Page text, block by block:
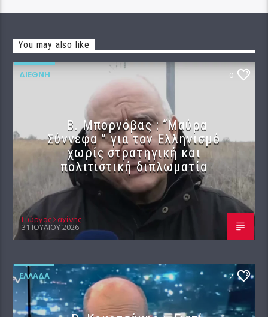
You may also like
ΔΙΕΘΝΉ 0
B. Μπορνόβας : “Μαύρα
Σύννεφα ” για τον Ελληνισμό
χωρίς στρατηγική και
πολιτιστική διπλωματία
Γιώργος Σαχίνης
31 ΙΟΥΛΊΟΥ 2026
ΕΛΛΆΔΑ 2